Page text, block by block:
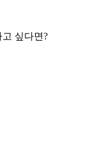
싶다면?